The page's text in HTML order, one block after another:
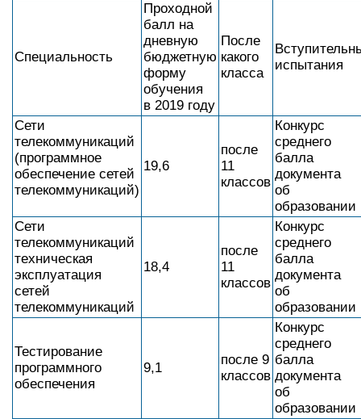
Специальность
Проходной
балл на
дневную
бюджетную
форму
обучения
в 2019 году
После
какого
класса
испытания
Сети
телекоммуникаций
(программное
обеспечение сетей
телекоммуникаций)
19,6
после
11
классов
Конкурс
среднего
балла
документа
об
образовании
Сети
телекоммуникаций
техническая
эксплуатация
сетей
телекоммуникаций
18,4
после
11
классов
Конкурс
среднего
балла
документа
об
образовании
Тестирование
программного
обеспечения
9,1
после 9
классов
Конкурс
среднего
балла
документа
об
образовании